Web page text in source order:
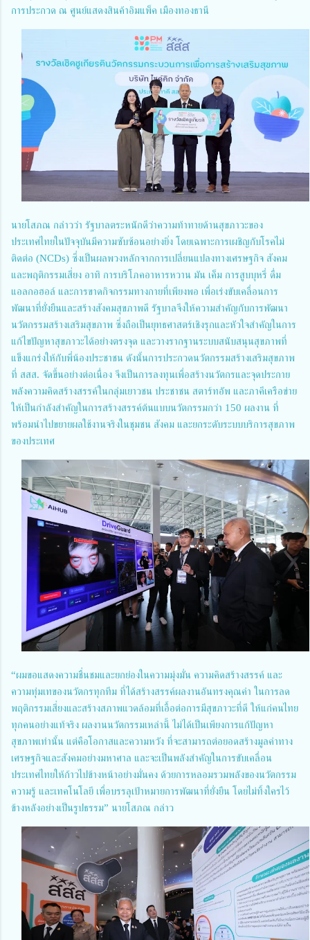
การประกวด ณ ศูนย์แสดงสินค้าอิมแพ็ค เมืองทองธานี
นายโสภณ กล่าวว่า รัฐบาลตระหนักดีว่าความท้าทายด้านสุขภาวะของ
ประเทศไทยในปัจจุบันมีความซับซ้อนอย่างยิ่ง โดยเฉพาะการเผชิญกับโรคไม่
ติดต่อ (NCDs) ซึ่งเป็นผลพวงหลักจากการเปลี่ยนแปลงทางเศรษฐกิจ สังคม
และพฤติกรรมเสี่ยง อาทิ การบริโภคอาหารหวาน มัน เค็ม การสูบบุหรี่ ดื่ม
แอลกอฮอล์ และการขาดกิจกรรมทางกายที่เพียงพอ เพื่อเร่งขับเคลื่อนการ
พัฒนาที่ยั่งยืนและสร้างสังคมสุขภาพดี รัฐบาลจึงให้ความสำคัญกับการพัฒนา
นวัตกรรมสร้างเสริมสุขภาพ ซึ่งถือเป็นยุทธศาสตร์เชิงรุกและหัวใจสำคัญในการ
แก้ไขปัญหาสุขภาวะได้อย่างตรงจุด และวางรากฐานระบบสนับสนุนสุขภาพที่
แข็งแกร่งให้กับพี่น้องประชาชน ดังนั้นการประกวดนวัตกรรมสร้างเสริมสุขภาพ
ที่ สสส. จัดขึ้นอย่างต่อเนื่อง จึงเป็นการลงทุนเพื่อสร้างนวัตกรและจุดประกาย
พลังความคิดสร้างสรรค์ในกลุ่มเยาวชน ประชาชน สตาร์ทอัพ และภาคีเครือข่าย
ให้เป็นกำลังสำคัญในการสร้างสรรค์ต้นแบบนวัตกรรมกว่า 150 ผลงาน ที่
พร้อมนำไปขยายผลใช้งานจริงในชุมชน สังคม และยกระดับระบบบริการสุขภาพ
ของประเทศ
“ผมขอแสดงความชื่นชมและยกย่องในความมุ่งมั่น ความคิดสร้างสรรค์ และ
ความทุ่มเทของนวัตกรทุกทีม ที่ได้สร้างสรรค์ผลงานอันทรงคุณค่า ในการลด
พฤติกรรมเสี่ยงและสร้างสภาพแวดล้อมที่เอื้อต่อการมีสุขภาวะที่ดี ให้แก่คนไทย
ทุกคนอย่างแท้จริง ผลงานนวัตกรรมเหล่านี้ ไม่ได้เป็นเพียงการแก้ปัญหา
สุขภาพเท่านั้น แต่คือโอกาสและความหวัง ที่จะสามารถต่อยอดสร้างมูลค่าทาง
เศรษฐกิจและสังคมอย่างมหาศาล และจะเป็นพลังสำคัญในการขับเคลื่อน
ประเทศไทยให้ก้าวไปข้างหน้าอย่างมั่นคง ด้วยการหลอมรวมพลังของนวัตกรรม
ความรู้ และเทคโนโลยี เพื่อบรรลุเป้าหมายการพัฒนาที่ยั่งยืน โดยไม่ทิ้งใครไว้
ข้างหลังอย่างเป็นรูปธรรม” นายโสภณ กล่าว